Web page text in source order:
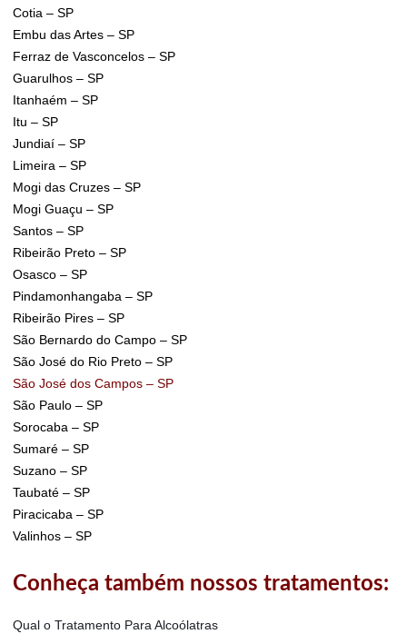
Cotia – SP
Embu das Artes – SP
Ferraz de Vasconcelos – SP
Guarulhos – SP
Itanhaém – SP
Itu – SP
Jundiaí – SP
Limeira – SP
Mogi das Cruzes – SP
Mogi Guaçu – SP
Santos – SP
Ribeirão Preto – SP
Osasco – SP
Pindamonhangaba – SP
Ribeirão Pires – SP
São Bernardo do Campo – SP
São José do Rio Preto – SP
São José dos Campos – SP
São Paulo – SP
Sorocaba – SP
Sumaré – SP
Suzano – SP
Taubaté – SP
Piracicaba – SP
Valinhos – SP
Conheça também nossos tratamentos:
Qual o Tratamento Para Alcoólatras